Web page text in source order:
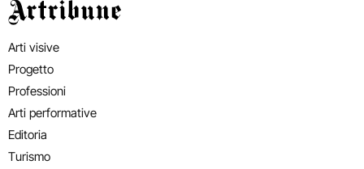
Artribune
Arti visive
Progetto
Professioni
Arti performative
Editoria
Turismo